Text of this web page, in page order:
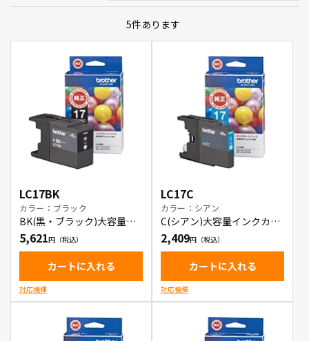
5件あります
LC17BK
カラー：ブラック
BK(黒・ブラック)大容量イ
ンクカートリッジ
5,621
カートに入れる
対応機種
LC17C
カラー：シアン
C(シアン)大容量インクカー
トリッジ
2,409
カートに入れる
対応機種